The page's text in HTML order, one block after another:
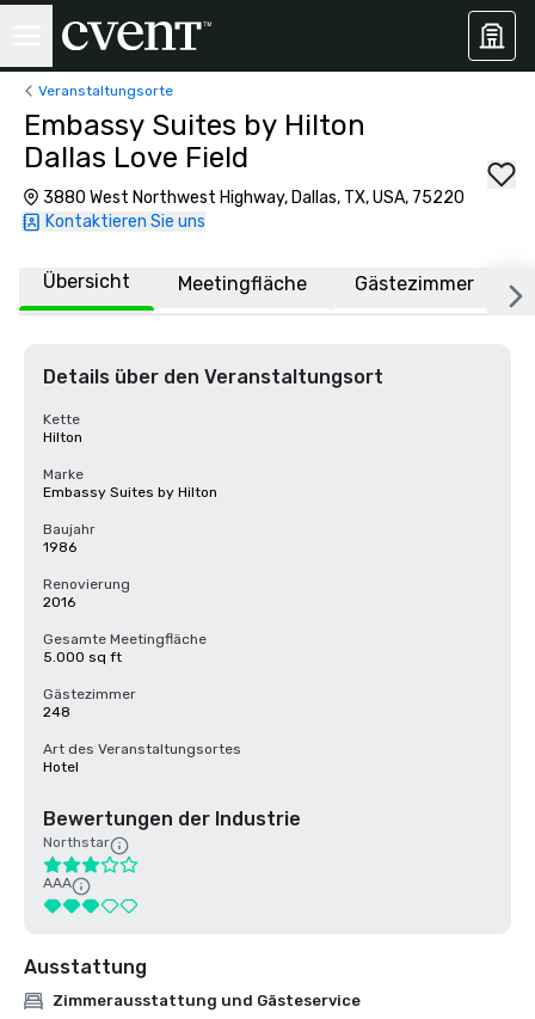
Veranstaltungsorte
Embassy Suites by Hilton
Dallas Love Field
3880 West Northwest Highway, Dallas, TX, USA, 75220
Kontaktieren Sie uns
Übersicht Meetingfläche Gästezimmer
Details über den Veranstaltungsort
Kette
Hilton
Marke
Embassy Suites by Hilton
Baujahr
1986
Renovierung
2016
Gesamte Meetingfläche
5.000 sq ft
Gästezimmer
248
Art des Veranstaltungsortes
Hotel
Bewertungen der Industrie
Northstar
AAA
Ausstattung
Zimmerausstattung und Gästeservice